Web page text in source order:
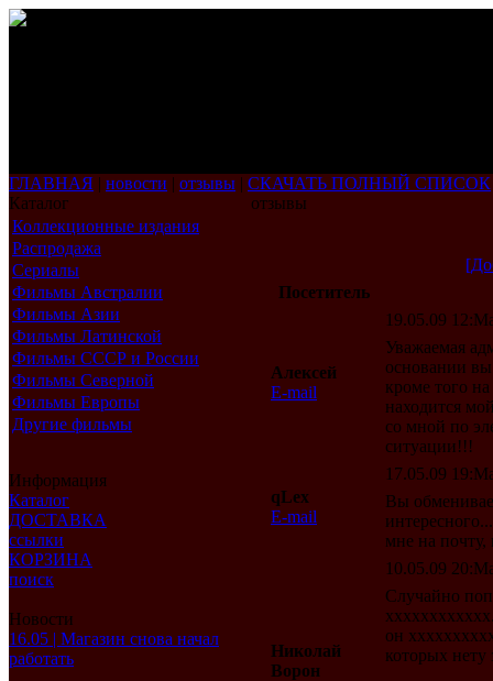
ГЛАВНАЯ | новости | отзывы | СКАЧАТЬ ПОЛНЫЙ СПИСОК
Каталог
Коллекционные издания
Распродажа
Сериалы
Фильмы Австралии
Фильмы Азии
Фильмы Латинской
Америки
Фильмы СССР и России
Фильмы Северной
Америки
Фильмы Европы
Другие фильмы
Информация
Каталог
ДОСТАВКА
ссылки
КОРЗИНА
поиск
Новости
16.05 | Магазин снова начал
работать
отзывы
Посетитель
Алексей
E-mail
19.05.09
Уважаемая
основании
кроме того
находится
со мной по
ситуации!!!
qLex
E-mail
17.05.09
Вы
мне на почту,
Николай
Ворон
10.05.09
Случайно
он
которых нету